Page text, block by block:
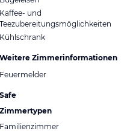
Kaffee- und
Teezubereitungsmöglichkeiten
Kühlschrank
Weitere Zimmerinformationen
Feuermelder
Safe
Zimmertypen
Familienzimmer